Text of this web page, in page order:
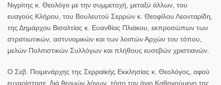
Νιγρίτης κ. Θεολόγο με την συμμετοχή, μεταξύ άλλων, του
ευαγούς Κλήρου, του Βουλευτού Σερρών κ. Θεοφίλου Λεονταρίδη,
της Δημάρχου Βισαλτίας κ. Ευανθίας Πλιάκου, εκπροσώπων των
στρατιωτικών, αστυνομικών και των λοιπών Αρχών του τόπου,
μελών Πολιτιστικών Συλλόγων και πλήθους ευσεβών χριστιανών.
Ο Σεβ. Ποιμενάρχης της Σερραϊκής Εκκλησίας κ. Θεολόγος, αφού
ευχαρίστησε, διά θερμών λόγων, τόσο τον άγιο Καθηγούμενο της